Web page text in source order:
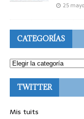
25
CATEGORÍAS
TWITTER
Mis tuits